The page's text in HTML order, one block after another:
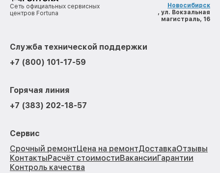
Сеть официальных сервисных
центров Fortuna
Новосибирск
, ул. Вокзальная
магистраль, 16
Служба технической поддержки
+7 (800) 101-17-59
Горячая линия
+7 (383) 202-18-57
Сервис
Срочный ремонтЦена на ремонтДоставкаОтзывы
КонтактыРасчёт стоимостиВакансииГарантии
Контроль качества